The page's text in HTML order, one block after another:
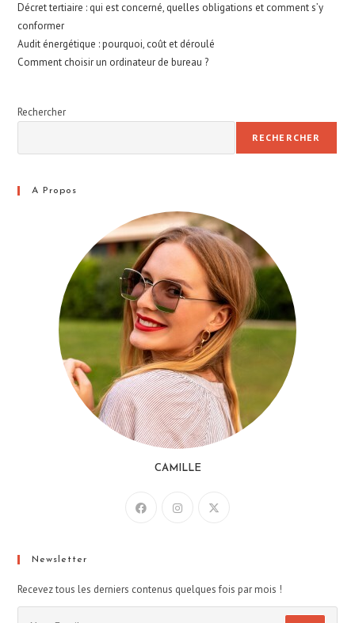
Décret tertiaire : qui est concerné, quelles obligations et comment s’y
conformer
Audit énergétique : pourquoi, coût et déroulé
Comment choisir un ordinateur de bureau ?
Rechercher
RECHERCHER
A Propos
CAMILLE
Newsletter
Recevez tous les derniers contenus quelques fois par mois !